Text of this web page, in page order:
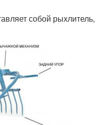
собой рыхлитель,